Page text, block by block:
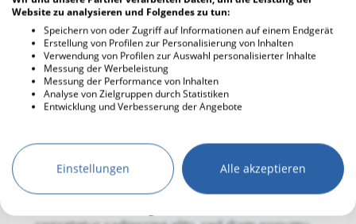
Was schätzen andere an dir?
consetetu
Wie definierst du Erfolg?
consetetur sadipscing elitr
Wofür bist du besonders dankbar?
consetetur sadipsc
Website zu analysieren und Folgendes zu tun:
Speichern von oder Zugriff auf Informationen auf einem Endgerät
Erstellung von Profilen zur Personalisierung von Inhalten
Verwendung von Profilen zur Auswahl personalisierter Inhalte
Messung der Werbeleistung
Messung der Performance von Inhalten
Analyse von Zielgruppen durch Statistiken
Entwicklung und Verbesserung der Angebote
Einstellungen Alle akzeptieren